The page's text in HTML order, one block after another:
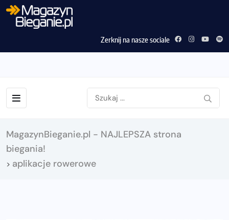
Zerknij na nasze sociale
MagazynBieganie.pl - NAJLEPSZA strona
biegania!
> aplikacje rowerowe